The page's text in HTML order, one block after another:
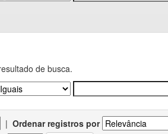
de busca.
| Ordenar registros por